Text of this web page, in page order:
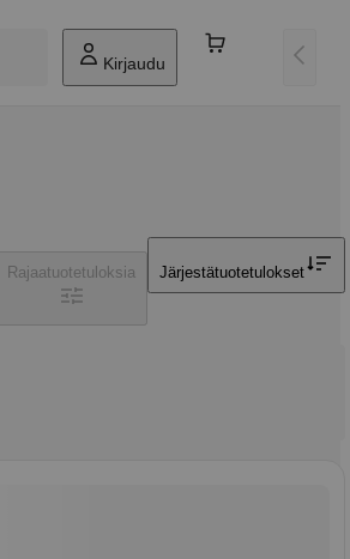
Kirjaudu
Rajaatuotetuloksia Järjestätuotetulokset